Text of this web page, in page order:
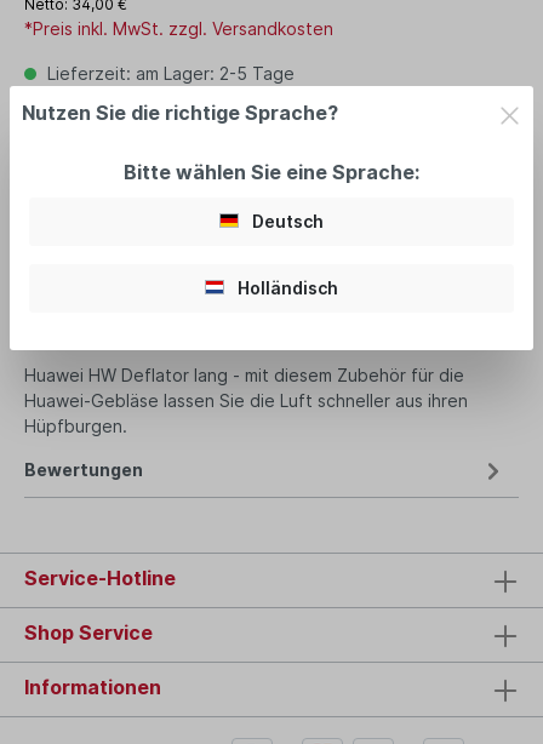
Netto: 34,00 €
*Preis inkl. MwSt. zzgl. Versandkosten
Lieferzeit: am Lager: 2-5 Tage
MI1344
Huawei HW Deflator lang - mit diesem Zubehör für die
Huawei-Gebläse lassen Sie die Luft schneller aus ihren
Hüpfburgen.
Bewertungen
Service-Hotline
Shop Service
Informationen
Nutzen Sie die richtige Sprache?
Bitte wählen Sie eine Sprache:
Deutsch
Holländisch